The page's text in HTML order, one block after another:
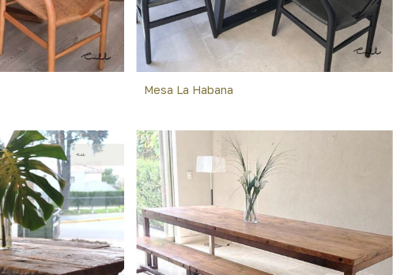
Mesa La Habana